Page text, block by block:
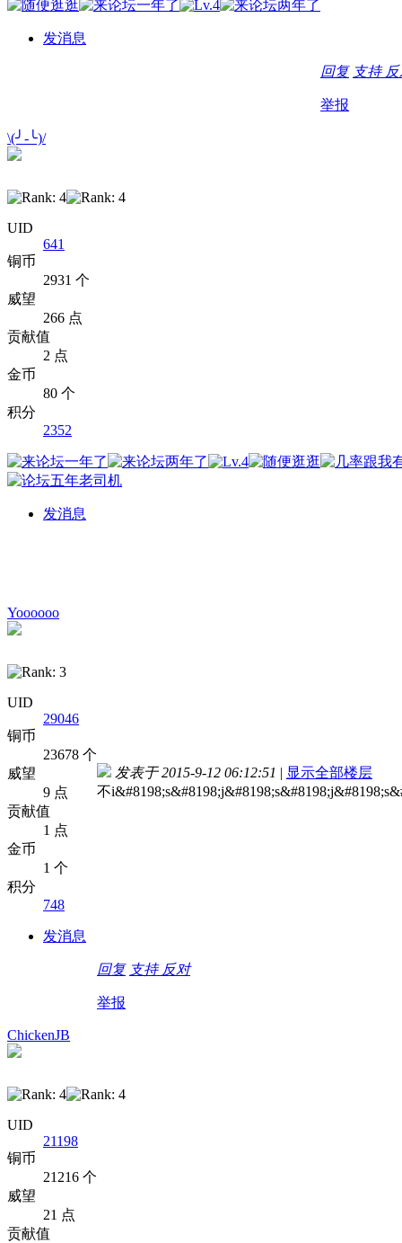
发消息
回复 支持
举报
\(╯-╰)/
UID
641
铜币
2931 个
威望
266 点
贡献值
2 点
金币
80 个
积分
2352
发消息
Yoooooo
UID
29046
铜币
23678 个
威望
9 点
贡献值
1 点
金币
1 个
积分
748
发消息
发表于 2015-9-12 06:12:51 | 显示全部楼层
不
回复 支持 反对
举报
ChickenJB
UID
21198
铜币
21216 个
威望
21 点
贡献值